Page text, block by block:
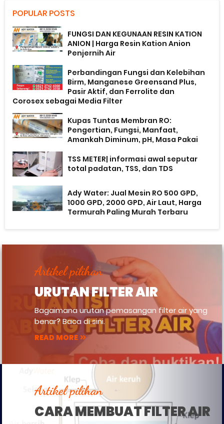
POPULAR POSTS
FUNGSI DAN KEGUNAAN RESIN KATION
ANION | Harga Resin Kation Anion
Penjernih Air
Perbandingan Fungsi dan Kelebihan
Birm, Manganese Greensand Plus,
Pasir Aktif, dan Ferrolite dan
Corosex sebagai Media Filter
Kupas Tuntas Membran RO:
Pengertian, Fungsi, Manfaat,
Amankah Diminum, pH, Masa Pakai
TSS METER| informasi awal seputar
total padatan, TSS, dan TDS
Ady Water: Jual Mesin RO 500 GPD,
1000 GPD, 2000 GPD, Air Laut, Harga
Termurah Paling Murah Terbaru
Artikel pilihan
URUTAN FILTER AIR
Bagaimana urutan pemasangan filter air yang
benar? Baca di sini.
READ MORE
Artikel pilihan
CARA MEMBUAT FILTER AIR